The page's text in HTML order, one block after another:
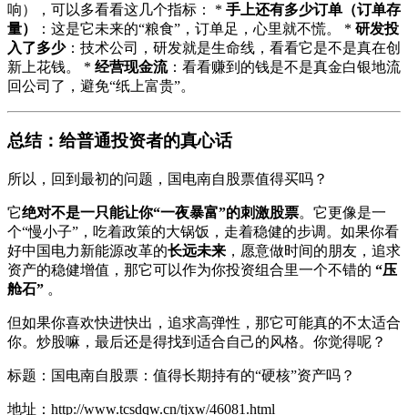
响），可以多看看这几个指标： * 手上还有多少订单（订单存
量）
：这是它未来的“粮食”，订单足，心里就不慌。 * 研发投
入了多少：技术公司，研发就是生命线，看看它是不是真在创
新上花钱。 * 经营现金流：看看赚到的钱是不是真金白银地流
回公司了，避免“纸上富贵”。
总结：给普通投资者的真心话
所以，回到最初的问题，国电南自股票值得买吗？
它绝对不是一只能让你“一夜暴富”的刺激股票。它更像是一
个“慢小子”，吃着政策的大锅饭，走着稳健的步调。如果你看
好中国电力新能源改革的长远未来 ，愿意做时间的朋友，追求
资产的稳健增值，那它可以作为你投资组合里一个不错的 “压
舱石” 。
但如果你喜欢快进快出，追求高弹性，那它可能真的不太适合
你。炒股嘛，最后还是得找到适合自己的风格。你觉得呢？
标题：国电南自股票：值得长期持有的“硬核”资产吗？
地址：http://www.tcsdqw.cn/tjxw/46081.html